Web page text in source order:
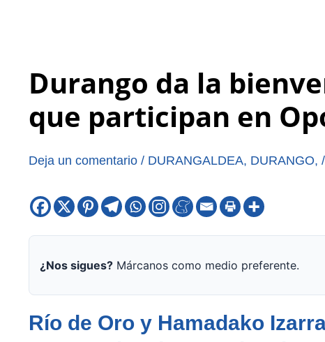
Durango da la
que participan en
Deja un comentario / DURANGALDEA, DURANGO, /
¿Nos sigues?Márcanos como medio preferente.
Río de Oro y Hamadako